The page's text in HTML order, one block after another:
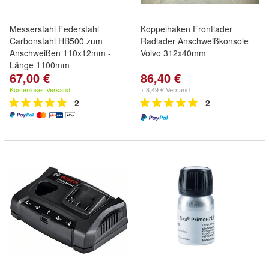
Messerstahl Federstahl
Carbonstahl HB500 zum
Anschweißen 110x12mm -
Länge 1100mm
67,00 €
Kostenloser Versand
2
Koppelhaken Frontlader
Radlader Anschweißkonsole
Volvo 312x40mm
86,40 €
+ 8,49 € Versand
2